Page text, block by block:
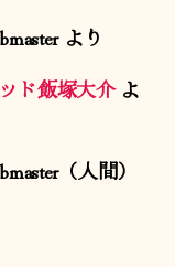
より
ド飯塚大介よ
（人間）